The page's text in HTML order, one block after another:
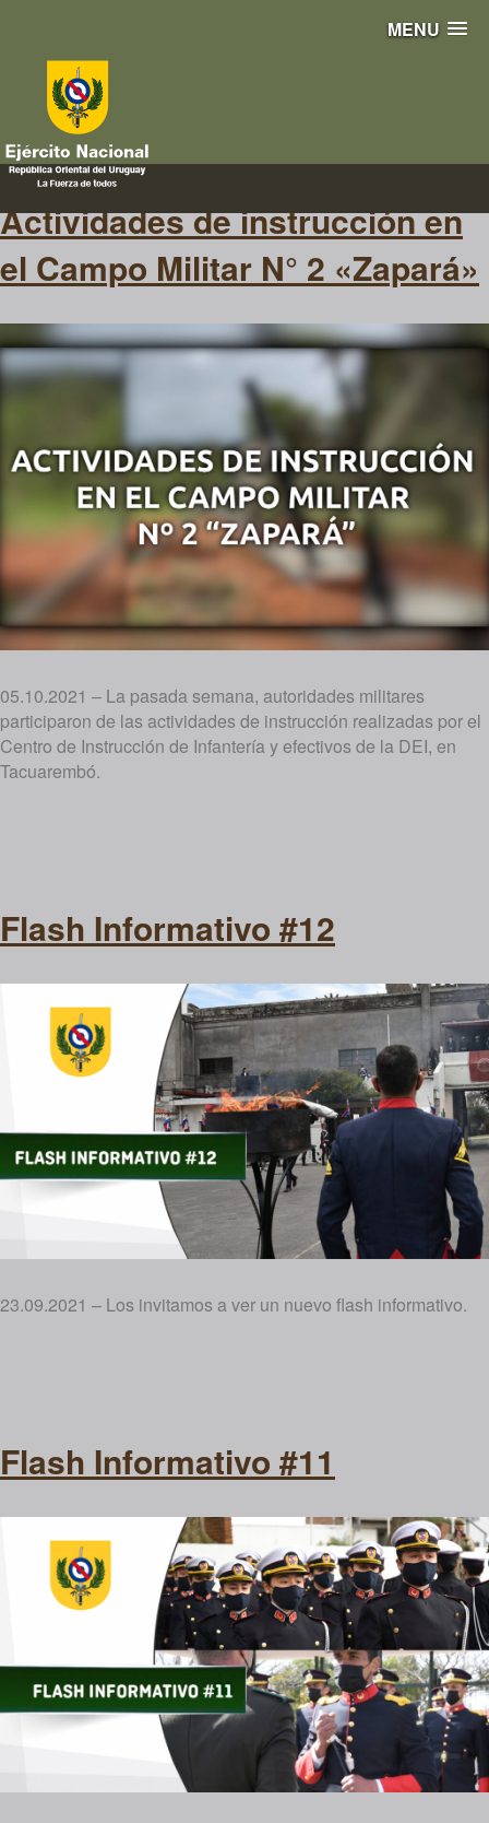
MENU
flashinformativo
Actividades de instrucción en
el Campo Militar N° 2 «Zapará»
05.10.2021 – La pasada semana, autoridades militares
participaron de las actividades de instrucción realizadas por el
Centro de Instrucción de Infantería y efectivos de la DEI, en
Tacuarembó.
Flash Informativo #12
23.09.2021 – Los invitamos a ver un nuevo flash informativo.
Flash Informativo #11